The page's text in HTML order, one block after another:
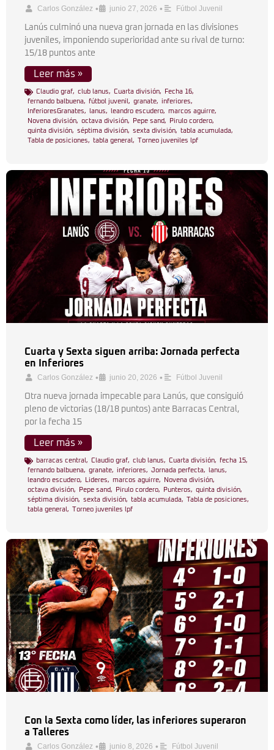
Carlos González • junio 27, 2026 • Fútbol Juvenil
Lanús culminó una nueva gran jornada en las divisiones
juveniles, imponiendo superioridad ante su rival de turno:
15/18 puntos ante
Leer más »
Claudio graf, club lanus, Cuarta división, Fecha 16,
fernando balbuena, fútbol juvenil , granate, inferiores,
InferioresGranates, lanus, leandro escudero, marcos aguirre,
Novena división, octava división, Pepe sand, Pirulo cordero,
quinta división, séptima división, sexta división, tabla acumulada,
Tabla de posiciones, tabla general , Torneo juveniles lpf
Cuarta y Sexta siguen arriba: Jornada perfecta
en Inferiores
Carlos González • junio 20, 2026 • Fútbol Juvenil
Otra nueva jornada impecable para Lanús, que consiguió
pleno de victorias (18/18 puntos) ante Barracas Central,
por la fecha 15
Leer más »
barracas central , Claudio graf, club lanus, Cuarta división, fecha 15,
fernando balbuena, granate, inferiores, Jornada perfecta, lanus,
leandro escudero, Lideres, marcos aguirre, Novena división,
octava división, Pepe sand, Pirulo cordero, Punteros, quinta división,
séptima división, sexta división, tabla acumulada, Tabla de posiciones,
tabla general , Torneo juveniles lpf
Con la Sexta como líder, las inferiores superaron
a Talleres
Carlos González • junio 8, 2026 • Fútbol Juvenil